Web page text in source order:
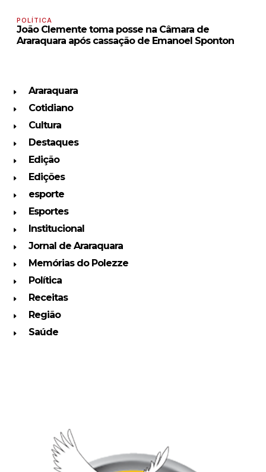
POLÍTICA
João Clemente toma posse na Câmara de
Araraquara após cassação de Emanoel Sponton
Araraquara
Cotidiano
Cultura
Destaques
Edição
Edições
esporte
Esportes
Institucional
Jornal de Araraquara
Memórias do Polezze
Política
Receitas
Região
Saúde